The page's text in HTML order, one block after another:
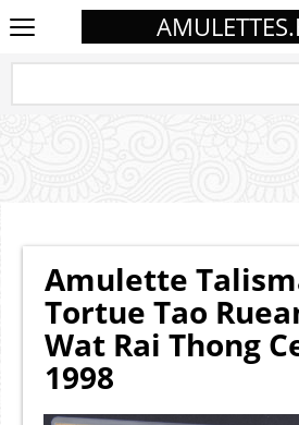
Amulette
Tortue Tao
Wat Rai Thong
1998